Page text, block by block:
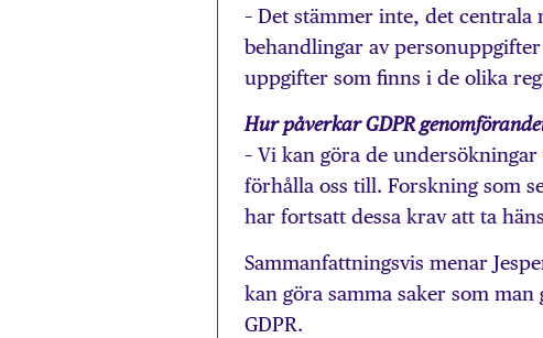
– Det stämmer inte, det
behandlingar av
uppgifter som finns i de olika
Hur påverkar GDPR
– Vi kan göra de
förhålla oss till. Forskning som
har fortsatt dessa krav att ta
Sammanfattningsvis menar
kan göra samma saker som
GDPR.